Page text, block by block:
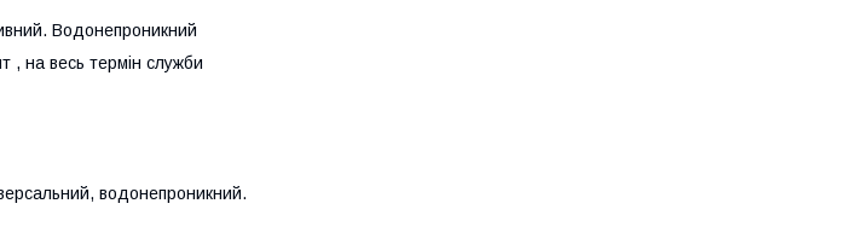
Водонепроникний
, на весь термін служби
водонепроникний.